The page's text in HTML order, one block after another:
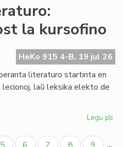
la kursofino
HeKo 915 4-B, 19 jul 26
literaturo startinta en
laŭ leksika elekto de
Legu pli
Paĝo Paĝo Paĝo Paĝo Paĝo